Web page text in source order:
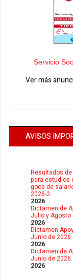
Servicio
Ver más
AVISOS
Resultados
para estudios
goce de
2026-2.
2026
Dictamen de
Julio y Agosto
2026
Dictamen
Junio de 2026
2026
Dictamen de
Junio de
2026